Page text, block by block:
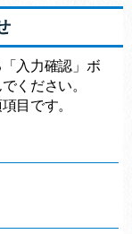
入力確認」ボ
ください。
目です。